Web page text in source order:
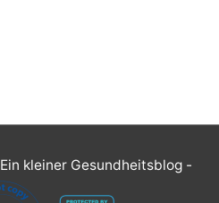
Ein kleiner Gesundheitsblog -